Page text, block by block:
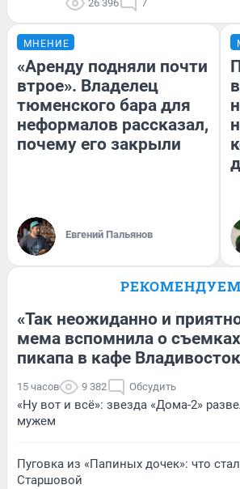
26 396 7
МНЕНИЕ
«Аренду подняли почти
втрое». Владелец
тюменского бара для
неформалов рассказал,
почему его закрыли
Евгений Пальянов
РЕКОМЕНДУЕМ
«Так неожиданно и
мема вспомнила о съемках
пикапа в кафе
15 часов 9 382 Обсудить
«Ну вот и всё»: звезда «Дома-2»
мужем
Пуговка из «Папиных дочек»: что
Старшовой